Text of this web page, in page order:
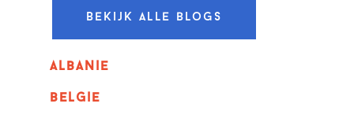
Bekijk alle blogs
albanie
belgie